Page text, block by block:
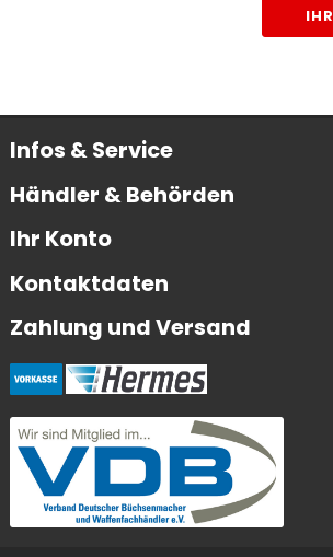
Infos & Service
Händler & Behörden
Ihr Konto
Kontaktdaten
Zahlung und Versand